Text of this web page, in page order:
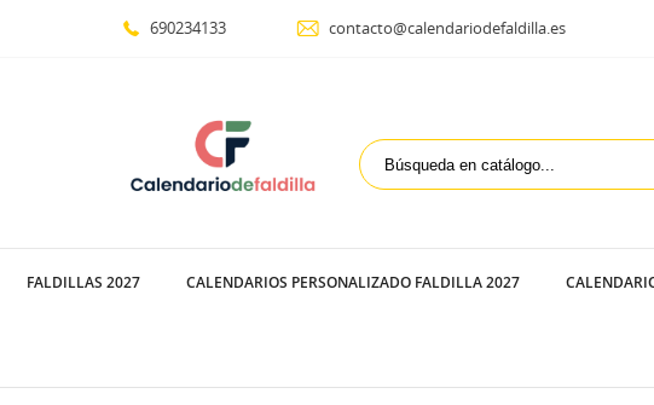
690234133 contacto@calendariodefaldilla.es
FALDILLAS 2027 CALENDARIOS PERSONALIZADO FALDILLA 2027